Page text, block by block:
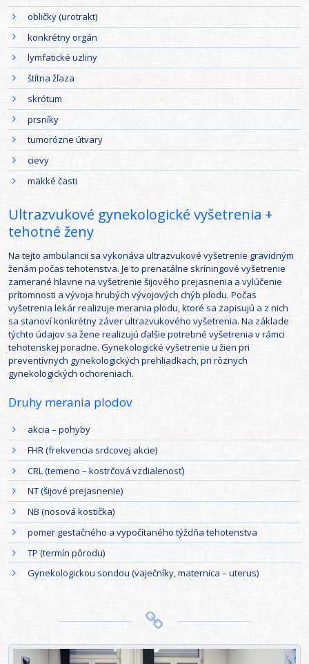
obličky (urotrakt)
konkrétny orgán
lymfatické uzliny
štítna žľaza
skrótum
prsníky
tumorózne útvary
cievy
mäkké časti
Ultrazvukové gynekologické vyšetrenia +
tehotné ženy
Na tejto ambulancii sa vykonáva ultrazvukové vyšetrenie gravidným
ženám počas tehotenstva. Je to prenatálne skríningové vyšetrenie
zamerané hlavne na vyšetrenie šijového prejasnenia a vylúčenie
prítomnosti a vývoja hrubých vývojových chýb plodu. Počas
vyšetrenia lekár realizuje merania plodu, ktoré sa zapisujú a z nich
sa stanoví konkrétny záver ultrazvukového vyšetrenia. Na základe
týchto údajov sa žene realizujú ďalšie potrebné vyšetrenia v rámci
tehotenskej poradne. Gynekologické vyšetrenie u žien pri
preventívnych gynekologických prehliadkach, pri rôznych
gynekologických ochoreniach.
Druhy merania plodov
akcia – pohyby
FHR (frekvencia srdcovej akcie)
CRL (temeno – kostrčová vzdialenosť)
NT (šijové prejasnenie)
NB (nosová kostička)
pomer gestačného a vypočítaného týždňa tehotenstva
TP (termín pôrodu)
Gynekologickou sondou (vaječníky, maternica – uterus)